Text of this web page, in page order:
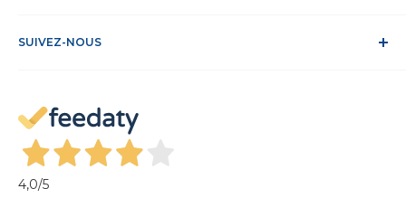
FAQ
S'identifier
Magazine
SUIVEZ-NOUS
4,0/5